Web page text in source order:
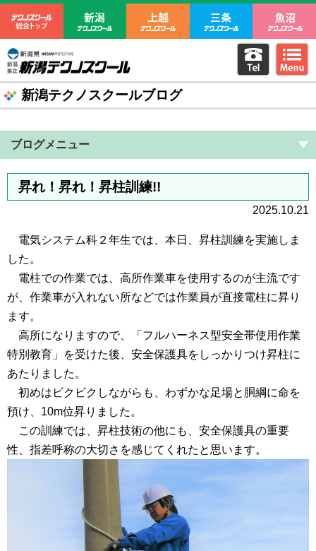
テクノスクール総合トップ
新潟テクノスクール上越テクノスクール
三条テクノ
新潟県立新潟テクノスクール 電話を
新潟テクノスクールブログ
ブログメニュー
昇れ！昇れ！昇柱訓練!!
2025.10.21
電気システム科２年生では、本日、昇柱訓練を実施しま
した。
電柱での作業では、高所作業車を使用するのが主流です
が、作業車が入れない所などでは作業員が直接電柱に昇り
ます。
高所になりますので、「フルハーネス型安全帯使用作業
特別教育」を受けた後、安全保護具をしっかりつけ昇柱に
あたりました。
初めはビクビクしながらも、わずかな足場と胴綱に命を
預け、10m位昇りました。
この訓練では、昇柱技術の他にも、安全保護具の重要
性、指差呼称の大切さを感じてくれたと思います。